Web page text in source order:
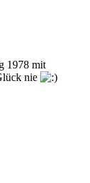
1978 mit
nie